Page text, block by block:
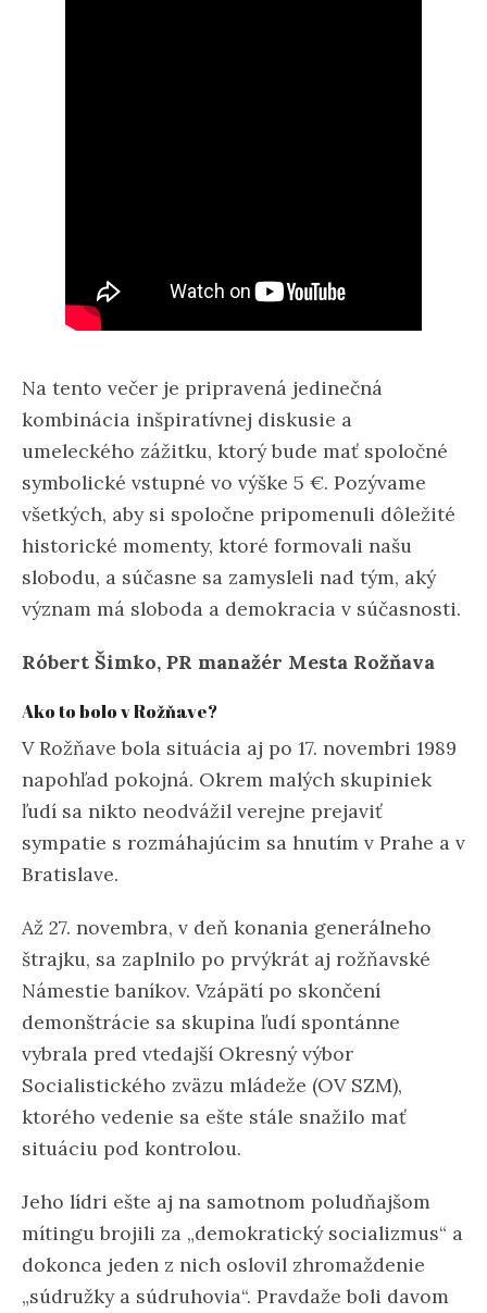
Na tento večer je pripravená jedinečná
kombinácia inšpiratívnej diskusie a
umeleckého zážitku, ktorý bude mať spoločné
symbolické vstupné vo výške 5 €. Pozývame
všetkých, aby si spoločne pripomenuli dôležité
historické momenty, ktoré formovali našu
slobodu, a súčasne sa zamysleli nad tým, aký
význam má sloboda a demokracia v súčasnosti.
Róbert Šimko, PR manažér Mesta Rožňava
Ako to bolo v Rožňave?
V Rožňave bola situácia aj po 17. novembri 1989
napohľad pokojná. Okrem malých skupiniek
ľudí sa nikto neodvážil verejne prejaviť
sympatie s rozmáhajúcim sa hnutím v Prahe a v
Bratislave.
Až 27. novembra, v deň konania generálneho
štrajku, sa zaplnilo po prvýkrát aj rožňavské
Námestie baníkov. Vzápätí po skončení
demonštrácie sa skupina ľudí spontánne
vybrala pred vtedajší Okresný výbor
Socialistického zväzu mládeže (OV SZM),
ktorého vedenie sa ešte stále snažilo mať
situáciu pod kontrolou.
Jeho lídri ešte aj na samotnom poludňajšom
mítingu brojili za „demokratický socializmus“ a
dokonca jeden z nich oslovil zhromaždenie
„súdružky a súdruhovia“. Pravdaže boli davom